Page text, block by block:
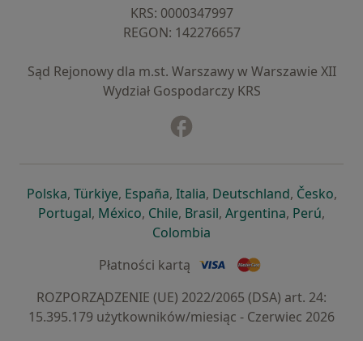
KRS: ⁠0000347997
REGON: ⁠142276657
Sąd Rejonowy dla m.st. Warszawy w Warszawie XII
Wydział Gospodarczy KRS
Polskaotwiera się w nowej karcie
, Türkiyeotwiera się w nowej karcie
, Españaotwiera się w nowej karcie
, Italiaotwiera się w nowej
, Deutschlandotwiera się
, Česko,
Portugalotwiera się w nowej karcie
, Méxicootwiera się w nowej karcie
, Chileotwiera się w nowej karcie
, Brasilotwiera się w nowej
, Argentinaotwiera się
, Perú,
Colombia
Płatności kartą
ROZPORZĄDZENIE (UE) 2022/2065 (DSA) art. 24:
15.395.179 użytkowników/miesiąc - Czerwiec 2026